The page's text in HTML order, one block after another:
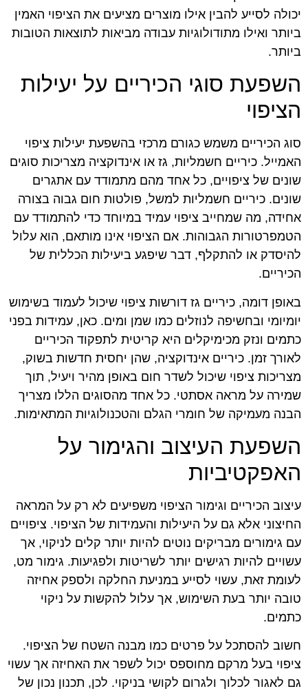
יכולה לסייע להבין אילו מוצרים מציעים את הציפוי האמין
ביותר ואילו מתודולוגיות עבודה מביאות לתוצאות הטובות
ביותר.
השפעת סוגי הכיריים על יעילות
הציפוי
סוג הכיריים משמש כגורם מרכזי בהשפעת יעילות ציפוי
האמייל. כיריים חשמליות, גז או אינדוקציה מצריכות סוגים
שונים של ציפויים, כל אחד מהם מתמודד עם אתגרים
שונים. כיריים חשמליות למשל, פולטות חום גבוה בצורה
אחידה, מה שמחייב ציפוי עמיד במיוחד כדי להתמודד עם
הטמפרטורות הגבוהות. אם הציפוי אינו מותאם, הוא עלול
להיסדק או להתקלף, דבר שיפגע ביעילות הכללית של
הכיריים.
באופן דומה, כיריים גז דורשות ציפוי שיכול לעמוד בשימוש
יומיומי ובחשיפה לנוזלים כמו שמן ומים. כאן, עמידות בפני
כתמים ונזק מכימיקלים היא קריטית לתפקוד הכיריים
לאורך זמן. כיריים אינדוקציה, שהן יחסית חדשות בשוק,
מצריכות ציפוי שיכול לשדר חום באופן מהיר ויעיל, תוך
שמירה על מראה אסתטי. כל אחד מהסוגים הללו מצריך
הבנה מעמיקה של חומרי הגלם והטכנולוגיות המתאימות.
השפעת העיצוב והגימור על
האפקטיביות
עיצוב הכיריים וגימור הציפוי משפיעים לא רק על המראה
החיצוני אלא גם על היעילות והעמידות של הציפוי. ציפויים
עם גימורים מבריקים נוטים להיות יותר קלים לניקוי, אך
עשויים להיות רגישים יותר לשריטות ולפגיעות. גימור מט,
לעומת זאת, עשוי לסייע במניעת החלקה ולספק אחיזה
טובה יותר בעת השימוש, אך עלול להקשות על ניקוי
כתמים.
חשוב להסתכל על פרטים כמו מבנה השטח של הציפוי.
ציפוי בעל מרקם מחוספס יכול לשפר את האחיזה אך עשוי
גם לאגור לכלוך ולגרום לקושי בניקוי. לכן, תכנון נכון של